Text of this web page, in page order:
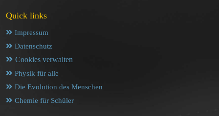
Quick links
Impressum
Datenschutz
Cookies verwalten
Physik für alle
Die Evolution des Menschen
Chemie für Schüler